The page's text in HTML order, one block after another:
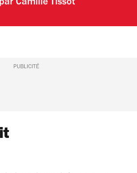
Camille Tissot
PUBLICITÉ